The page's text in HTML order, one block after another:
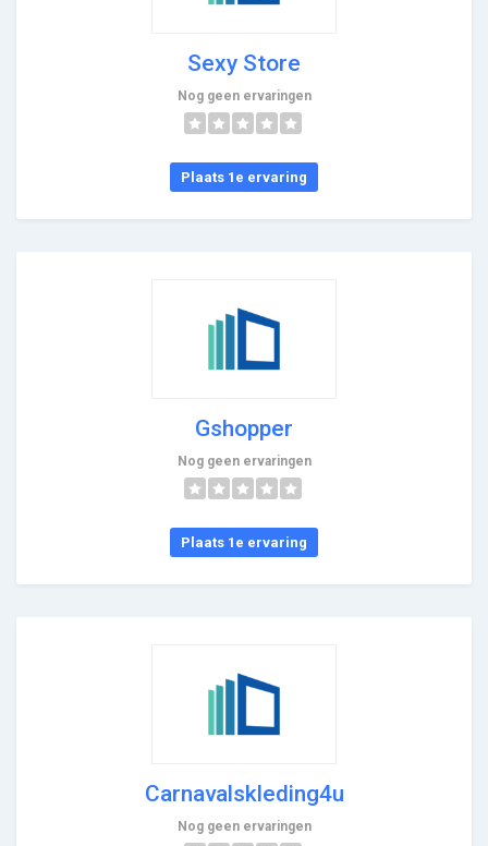
Sexy Store
Nog geen ervaringen
Plaats 1e ervaring
Gshopper
Nog geen ervaringen
Plaats 1e ervaring
Carnavalskleding4u
Nog geen ervaringen